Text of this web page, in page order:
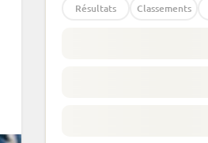
Résultats Classements